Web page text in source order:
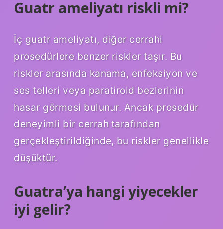
Guatr ameliyatı riskli mi?
İç guatr ameliyatı, diğer cerrahi
prosedürlere benzer riskler taşır. Bu
riskler arasında kanama, enfeksiyon ve
ses telleri veya paratiroid bezlerinin
hasar görmesi bulunur. Ancak prosedür
deneyimli bir cerrah tarafından
gerçekleştirildiğinde, bu riskler genellikle
düşüktür.
Guatra’ya hangi yiyecekler
iyi gelir?